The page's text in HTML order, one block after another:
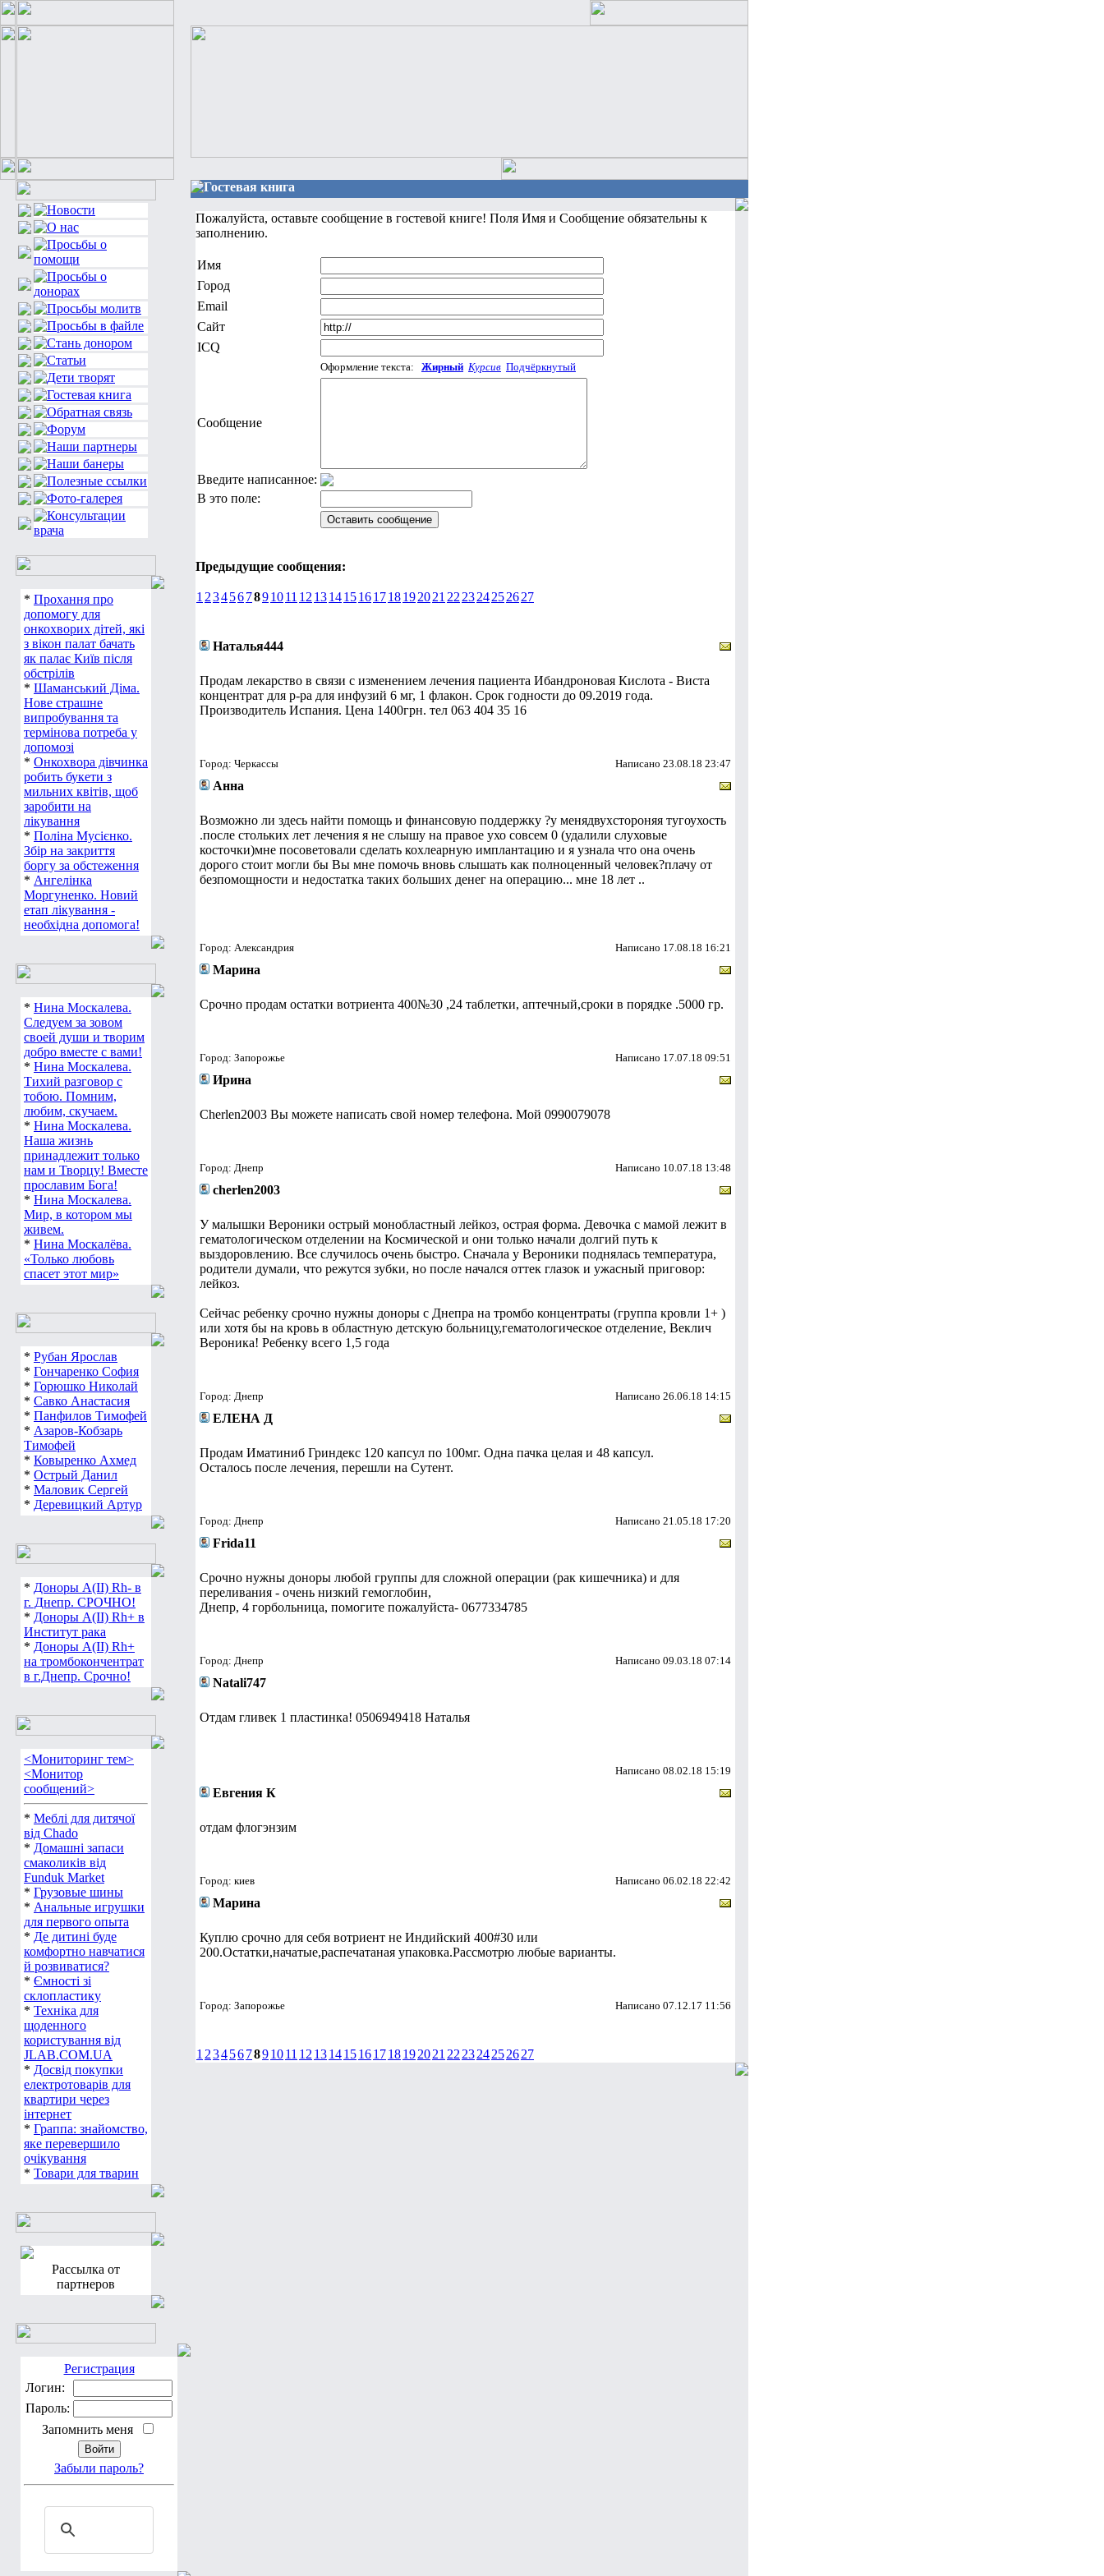
* Прохання про
допомогу для
онкохворих дітей, які
з вікон палат бачать
як палає Київ після
обстрілів
* Шаманський Діма.
Нове страшне
випробування та
термінова потреба у
допомозі
* Онкохвора дівчинка
робить букети з
мильних квітів, щоб
заробити на
лікування
* Поліна Мусієнко.
Збір на закриття
боргу за обстеження
* Ангелінка
Моргуненко. Новий
етап лікування -
необхідна допомога!
* Нина Москалева.
Следуем за зовом
своей души и творим
добро вместе с вами!
* Нина Москалева.
Тихий разговор с
тобою. Помним,
любим, скучаем.
* Нина Москалева.
Наша жизнь
принадлежит только
нам и Творцу! Вместе
прославим Бога!
* Нина Москалева.
Мир, в котором мы
живем.
* Нина Москалёва.
«Только любовь
спасет этот мир»
* Рубан Ярослав
* Гончаренко София
* Горюшко Николай
* Савко Анастасия
* Панфилов Тимофей
* Азаров-Кобзарь
Тимофей
* Ковыренко Ахмед
* Острый Данил
* Маловик Сергей
* Деревицкий Артур
* Доноры А(ІІ) Rh- в
г. Днепр. СРОЧНО!
* Доноры А(ІІ) Rh+ в
Институт рака
* Доноры А(ІІ) Rh+
на тромбокончентрат
в г.Днепр. Срочно!
<Мониторинг тем>
<Монитор
сообщений>
* Меблі для дитячої
від Chado
* Домашні запаси
смаколиків від
Funduk Market
* Грузовые шины
* Анальные игрушки
для первого опыта
* Де дитині буде
комфортно навчатися
й розвиватися?
* Ємності зі
склопластику
* Техніка для
щоденного
користування від
JLAB.COM.UA
* Досвід покупки
електротоварів для
квартири через
інтернет
* Граппа: знайомство,
яке перевершило
очікування
* Товари для тварин
Рассылка от
партнеров
Регистрация
Логин:
Пароль:
Запомнить меня
Забыли пароль?
Гостевая книга
Пожалуйста, оставьте сообщение в гостевой книге! Поля Имя и Сообщение обязательны к
заполнению.
Имя
Город
Email
Сайт
ICQ
Оформление текста: Жирный Курсив Подчёркнутый
Сообщение
Введите написанное:
В это поле:
Предыдущие сообщения:
1 234567891011 12 131415161718192021 22 2324252627
Наталья444
Продам лекарство в связи с изменением лечения пациента Ибандроновая Кислота - Виста
концентрат для р-ра для инфузий 6 мг, 1 флакон. Срок годности до 09.2019 года.
Производитель Испания. Цена 1400грн. тел 063 404 35 16
Город: Черкассы Написано 23.08.18 23:47
Анна
Возможно ли здесь найти помощь и финансовую поддержку ?у менядвухстороняя тугоухость
.после стольких лет лечения я не слышу на правое ухо совсем 0 (удалили слуховые
косточки)мне посоветовали сделать кохлеарную имплантацию и я узнала что она очень
дорого стоит могли бы Вы мне помочь вновь слышать как полноценный человек?плачу от
безпомощности и недостатка таких больших денег на операцию... мне 18 лет ..
Город: Александрия Написано 17.08.18 16:21
Марина
Срочно продам остатки вотриента 400№30 ,24 таблетки, аптечный,сроки в порядке .5000 гр.
Город: Запорожье Написано 17.07.18 09:51
Ирина
Cherlen2003 Вы можете написать свой номер телефона. Мой 0990079078
Город: Днепр Написано 10.07.18 13:48
cherlen2003
У малышки Вероники острый монобластный лейкоз, острая форма. Девочка с мамой лежит в
гематологическом отделении на Космической и они только начали долгий путь к
выздоровлению. Все случилось очень быстро. Сначала у Вероники поднялась температура,
родители думали, что режутся зубки, но после начался оттек глазок и ужасный приговор:
лейкоз.
Сейчас ребенку срочно нужны доноры с Днепра на тромбо концентраты (группа кровли 1+ )
или хотя бы на кровь в областную детскую больницу,гематологическое отделение, Веклич
Вероника! Ребенку всего 1,5 года
Город: Днепр Написано 26.06.18 14:15
ЕЛЕНА Д
Продам Иматиниб Гриндекс 120 капсул по 100мг. Одна пачка целая и 48 капсул.
Осталось после лечения, перешли на Сутент.
Город: Днепр Написано 21.05.18 17:20
Frida11
Срочно нужны доноры любой группы для сложной операции (рак кишечника) и для
переливания - очень низкий гемоглобин,
Днепр, 4 горбольница, помогите пожалуйста- 0677334785
Город: Днепр Написано 09.03.18 07:14
Natali747
Отдам гливек 1 пластинка! 0506949418 Наталья
Написано 08.02.18 15:19
Евгения К
отдам флогэнзим
Город: киев Написано 06.02.18 22:42
Марина
Куплю срочно для себя вотриент не Индийский 400#30 или
200.Остатки,начатые,распечатаная упаковка.Рассмотрю любые варианты.
Город: Запорожье Написано 07.12.17 11:56
1 234567891011 12 131415161718192021 22 2324252627